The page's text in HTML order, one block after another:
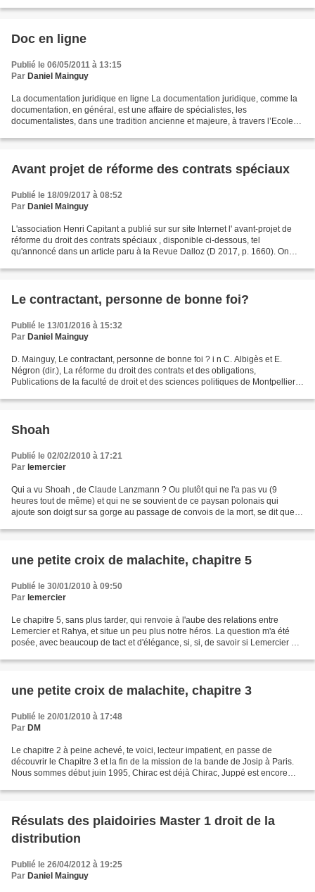
Doc en ligne
Publié le 06/05/2011 à 13:15
Par Daniel Mainguy
La documentation juridique en ligne La documentation juridique, comme la
documentation, en général, est une affaire de spécialistes, les
documentalistes, dans une tradition ancienne et majeure, à travers l’Ecole
Avant projet de réforme des contrats spéciaux
Publié le 18/09/2017 à 08:52
Par Daniel Mainguy
L'association Henri Capitant a publié sur sur site Internet l' avant-projet de
réforme du droit des contrats spéciaux , disponible ci-dessous, tel
qu'annoncé dans un article paru à la Revue Dalloz (D 2017, p. 1660). On
Le contractant, personne de bonne foi?
Publié le 13/01/2016 à 15:32
Par Daniel Mainguy
D. Mainguy, Le contractant, personne de bonne foi ? i n C. Albigès et E.
Négron (dir.), La réforme du droit des contrats et des obligations,
Publications de la faculté de droit et des sciences politiques de Montpellier,
Shoah
Publié le 02/02/2010 à 17:21
Par lemercier
Qui a vu Shoah , de Claude Lanzmann ? Ou plutôt qui ne l'a pas vu (9
heures tout de même) et qui ne se souvient de ce paysan polonais qui
ajoute son doigt sur sa gorge au passage de convois de la mort, se dit que,
une petite croix de malachite, chapitre 5
Publié le 30/01/2010 à 09:50
Par lemercier
Le chapitre 5, sans plus tarder, qui renvoie à l'aube des relations entre
Lemercier et Rahya, et situe un peu plus notre héros. La question m'a été
posée, avec beaucoup de tact et d'élégance, si, si, de savoir si Lemercier et
une petite croix de malachite, chapitre 3
Publié le 20/01/2010 à 17:48
Par DM
Le chapitre 2 à peine achevé, te voici, lecteur impatient, en passe de
découvrir le Chapitre 3 et la fin de la mission de la bande de Josip à Paris.
Nous sommes début juin 1995, Chirac est déjà Chirac, Juppé est encore
Résulats des plaidoiries Master 1 droit de la
distribution
Publié le 26/04/2012 à 19:25
Par Daniel Mainguy